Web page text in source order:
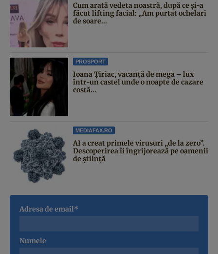
Cum arată vedeta noastră, după ce și-a
făcut lifting facial: „Am purtat ochelari
de soare...
PROSPORT
Ioana Țiriac, vacanță de mega – lux
într-un castel unde o noapte de cazare
costă...
MEDIAFAX.RO
AI a creat primele virusuri „de la zero”.
Descoperirea îi îngrijorează pe oamenii
de știință
Adresa de email*
Numele